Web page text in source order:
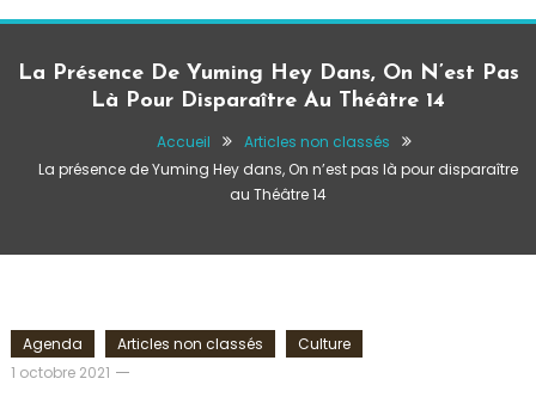
La Présence De Yuming Hey Dans, On N’est Pas
Là Pour Disparaître Au Théâtre 14
Accueil
Articles non classés
La présence de Yuming Hey dans, On n’est pas là pour disparaître
au Théâtre 14
Agenda Articles non classés
Culture
1 octobre 2021
Cédric